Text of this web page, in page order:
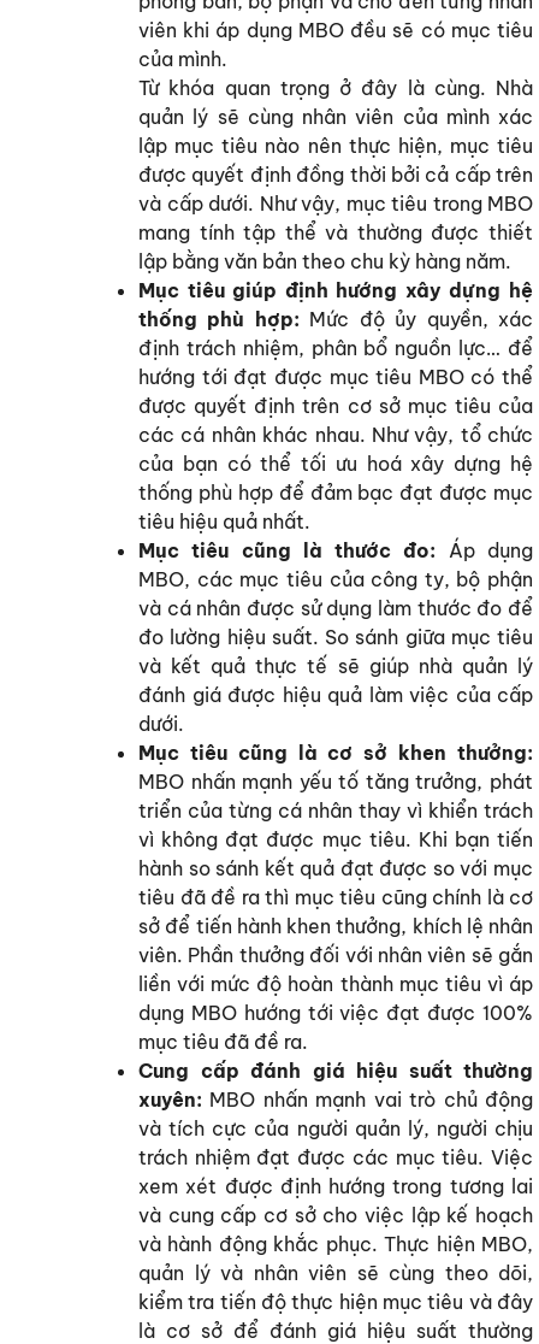
viên khi áp dụng MBO đều sẽ có mục tiêu
của mình.
Từ khóa quan trọng ở đây là cùng. Nhà
quản lý sẽ cùng nhân viên của mình xác
lập mục tiêu nào nên thực hiện, mục tiêu
được quyết định đồng thời bởi cả cấp trên
và cấp dưới. Như vậy, mục tiêu trong MBO
mang tính tập thể và thường được thiết
lập bằng văn bản theo chu kỳ hàng năm.
Mục tiêu giúp định hướng xây dựng hệ
thống phù hợp: Mức độ ủy quyền, xác
định trách nhiệm, phân bổ nguồn lực… để
hướng tới đạt được mục tiêu MBO có thể
được quyết định trên cơ sở mục tiêu của
các cá nhân khác nhau. Như vậy, tổ chức
của bạn có thể tối ưu hoá xây dựng hệ
thống phù hợp để đảm bạc đạt được mục
tiêu hiệu quả nhất.
Mục tiêu cũng là thước đo: Áp dụng
MBO, các mục tiêu của công ty, bộ phận
và cá nhân được sử dụng làm thước đo để
đo lường hiệu suất. So sánh giữa mục tiêu
và kết quả thực tế sẽ giúp nhà quản lý
đánh giá được hiệu quả làm việc của cấp
dưới.
Mục tiêu cũng là cơ sở khen thưởng:
MBO nhấn mạnh yếu tố tăng trưởng, phát
triển của từng cá nhân thay vì khiển trách
vì không đạt được mục tiêu. Khi bạn tiến
hành so sánh kết quả đạt được so với mục
tiêu đã đề ra thì mục tiêu cũng chính là cơ
sở để tiến hành khen thưởng, khích lệ nhân
viên. Phần thưởng đối với nhân viên sẽ gắn
liền với mức độ hoàn thành mục tiêu vì áp
dụng MBO hướng tới việc đạt được 100%
mục tiêu đã đề ra.
Cung cấp đánh giá hiệu suất thường
xuyên: MBO nhấn mạnh vai trò chủ động
và tích cực của người quản lý, người chịu
trách nhiệm đạt được các mục tiêu. Việc
xem xét được định hướng trong tương lai
và cung cấp cơ sở cho việc lập kế hoạch
và hành động khắc phục. Thực hiện MBO,
quản lý và nhân viên sẽ cùng theo dõi,
kiểm tra tiến độ thực hiện mục tiêu và đây
là cơ sở để đánh giá hiệu suất thường